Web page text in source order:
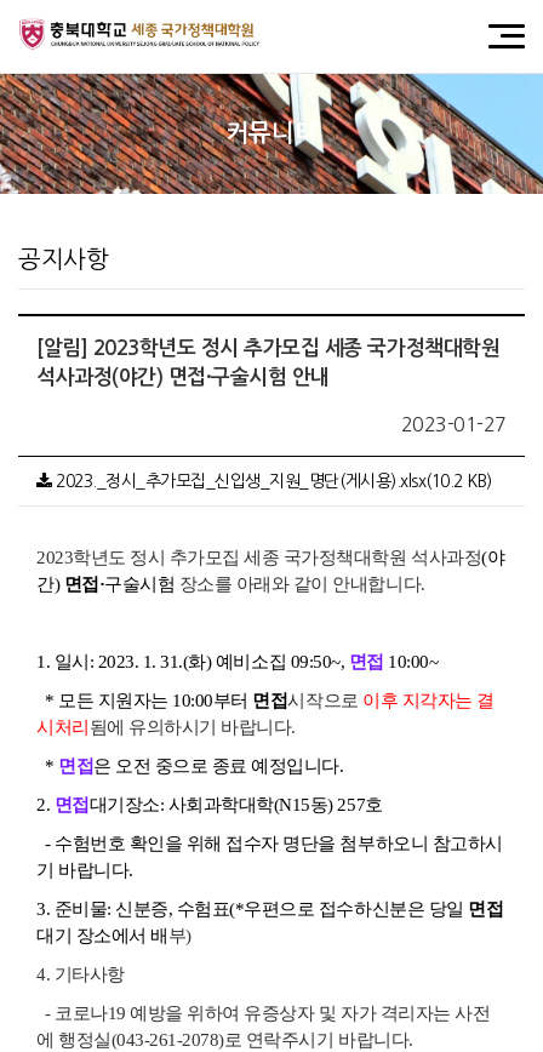
커뮤니티
공지사항
[알림] 2023학년도 정시 추가모집 세종 국가정책대학원
석사과정(야간) 면접·구술시험 안내
2023-01-27
2023._정시_추가모집_신입생_지원_명단(게시용).xlsx(10.2 KB)
2023학년도 정시 추가모집 세종 국가정책대학원 석사과정(야
간) 면접·구술시험 장소를 아래와 같이 안내합니다.
1. 일시: 2023. 1. 31.(화) 예비소집 09:50~, 면접 10:00~
* 모든 지원자는 10:00부터 면접시작으로 이후 지각자는 결
시처리 됨에 유의하시기 바랍니다.
* 면접은 오전 중으로 종료 예정입니다.
2. 면접대기장소: 사회과학대학(N15동) 257호
- 수험번호 확인을 위해 접수자 명단을 첨부하오니 참고하시
기 바랍니다.
3. 준비물: 신분증, 수험표(*우편으로 접수하신분은 당일 면접
대기 장소에서 배 부)
4. 기타사항
- 코로나19 예방을 위하여 유증상자 및 자가 격리자는 사전
에 행정실(043-261-2078)로 연락주시기 바랍니다.